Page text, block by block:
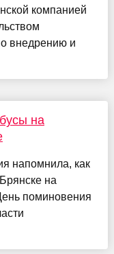
компанией
внедрению и
на
напомнила, как
на
поминовения